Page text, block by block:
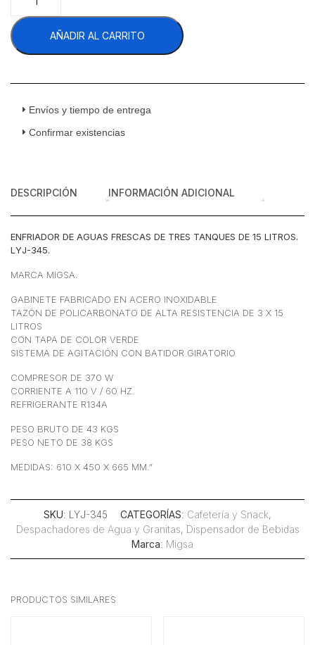
345
Enfriador
Aguas
3
De
Litros
v
cantidad
AÑADIR AL CARRITO
Envíos y tiempo de entrega
Confirmar existencias
DESCRIPCIÓN INFORMACIÓN ADICIONAL
ENFRIADOR DE AGUAS FRESCAS DE TRES TANQUES DE 15 LITROS.
LYJ-345.
MARCA MIGSA.
GABINETE FABRICADO EN ACERO INOXIDABLE
TAZÓN DE POLICARBONATO DE ALTA RESISTENCIA DE 3 X 15
LITROS
CON TAPA DE COLOR VERDE
SISTEMA DE AGITACIÓN CON BATIDOR GIRATORIO
COMPRESOR DE 370 W
CORRIENTE A 110 V / 60 HZ.
REFRIGERANTE R134A
PESO BRUTO DE 43 KGS
PESO NETO DE 38 KGS
MEDIDAS: 610 X 450 X 665 MM.”
SKU: LYJ-345 CATEGORÍAS: Cafetería y Snack,
Despachadores de Agua y Granitas, Dispensador de Bebidas
Marca: Migsa
PRODUCTOS SIMILARES